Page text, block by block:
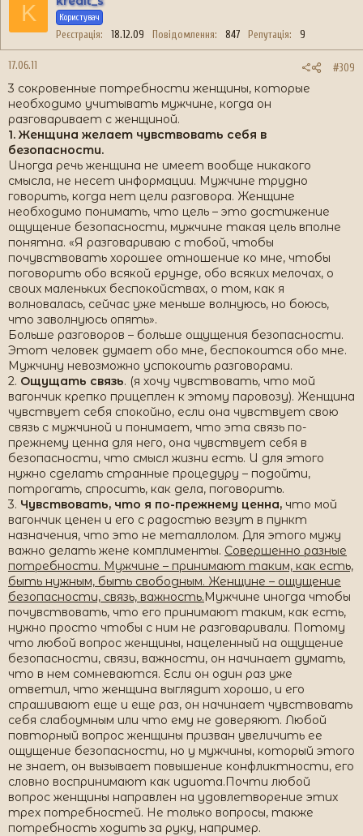
K Користувач
Реєстрація 18.12.09 Повідомлення 847 Репутація 9
17.06.11 #309
3 сокровенные потребности женщины, которые
необходимо учитывать мужчине, когда он
разговаривает с женщиной.
1. Женщина желает чувствовать себя в
безопасности.
Иногда речь женщина не имеет вообще никакого
смысла, не несет информации. Мужчине трудно
говорить, когда нет цели разговора. Женщине
необходимо понимать, что цель – это достижение
ощущение безопасности, мужчине такая цель вполне
понятна. «Я разговариваю с тобой, чтобы
почувствовать хорошее отношение ко мне, чтобы
поговорить обо всякой ерунде, обо всяких мелочах, о
своих маленьких беспокойствах, о том, как я
волновалась, сейчас уже меньше волнуюсь, но боюсь,
что заволнуюсь опять».
Больше разговоров – больше ощущения безопасности.
Этот человек думает обо мне, беспокоится обо мне.
Мужчину невозможно успокоить разговорами.
2. Ощущать связь. (я хочу чувствовать, что мой
вагончик крепко прицеплен к этому паровозу). Женщина
чувствует себя спокойно, если она чувствует свою
связь с мужчиной и понимает, что эта связь по-
прежнему ценна для него, она чувствует себя в
безопасности, что смысл жизни есть. И для этого
нужно сделать странные процедуру – подойти,
потрогать, спросить, как дела, поговорить.
3. Чувствовать, что я по-прежнему ценна, что мой
вагончик ценен и его с радостью везут в пункт
назначения, что это не металлолом. Для этого мужу
важно делать жене комплименты. Совершенно разные
потребности. Мужчине – принимают таким, как есть,
быть нужным, быть свободным. Женщине – ощущение
безопасности, связь, важность.Мужчине иногда чтобы
почувствовать, что его принимают таким, как есть,
нужно просто чтобы с ним не разговаривали. Потому
что любой вопрос женщины, нацеленный на ощущение
безопасности, связи, важности, он начинает думать,
что в нем сомневаются. Если он один раз уже
ответил, что женщина выглядит хорошо, и его
спрашивают еще и еще раз, он начинает чувствовать
себя слабоумным или что ему не доверяют. Любой
повторный вопрос женщины призван увеличить ее
ощущение безопасности, но у мужчины, который этого
не знает, он вызывает повышение конфликтности, его
словно воспринимают как идиота.Почти любой
вопрос женщины направлен на удовлетворение этих
трех потребностей. Не только вопросы, также
потребность ходить за руку, например.